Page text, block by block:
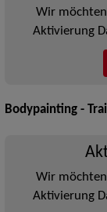
Wir
Aktivierung
Bodypainting -
Wir
Aktivierung